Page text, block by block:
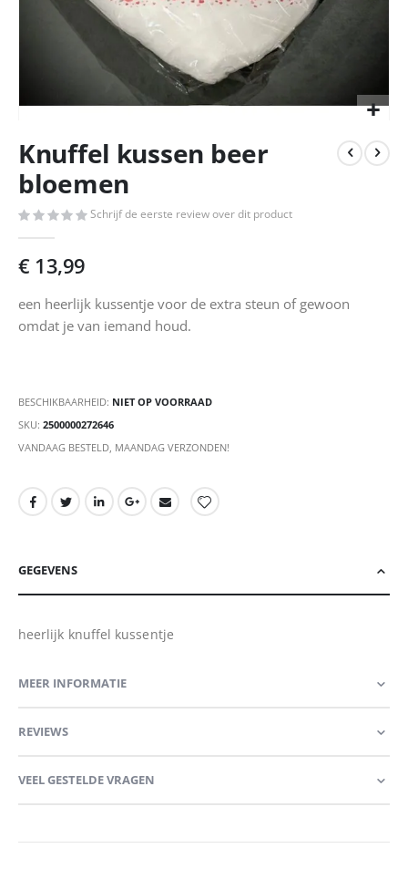
naar
het
begin
de
afbeeldingen-
gallerij
Knuffel kussen beer
bloemen
Schrijf de eerste review over dit product
€ 13,99
een heerlijk kussentje voor de extra steun of gewoon
omdat je van iemand houd.
BESCHIKBAARHEID: NIET OP VOORRAAD
SKU 2500000272646
VANDAAG BESTELD, MAANDAG VERZONDEN!
GEGEVENS
heerlijk knuffel kussentje
MEER INFORMATIE
REVIEWS
VEEL GESTELDE VRAGEN